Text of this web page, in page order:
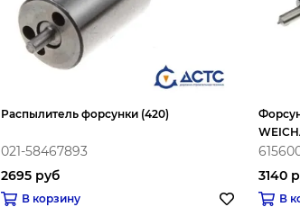
Распылитель форсунки (420)
021-58467893
2695 руб
В корзину
EURO-
3140
В